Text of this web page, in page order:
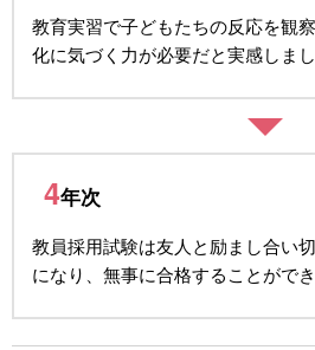
教育実習で子どもたちの反応を観
化に気づく力が必要だと実感しまし
4年次
教員採用試験は友人と励まし合い
になり、無事に合格することができ